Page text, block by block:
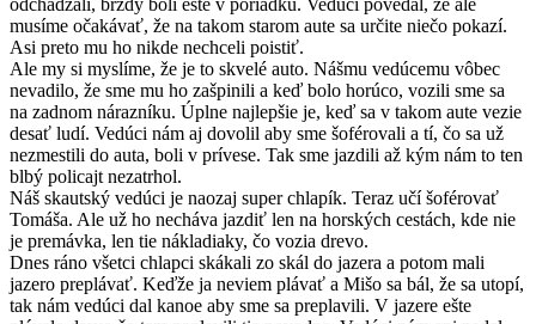
musíme očakávať, že na takom starom aute sa určite niečo pokazí.
Asi preto mu ho nikde nechceli poistiť.
Ale my si myslíme, že je to skvelé auto. Nášmu vedúcemu vôbec
nevadilo, že sme mu ho zašpinili a keď bolo horúco, vozili sme sa
na zadnom nárazníku. Úplne najlepšie je, keď sa v takom aute vezie
desať ludí. Vedúci nám aj dovolil aby sme šoférovali a tí, čo sa už
nezmestili do auta, boli v prívese. Tak sme jazdili až kým nám to ten
blbý policajt nezatrhol.
Náš skautský vedúci je naozaj super chlapík. Teraz učí šoférovať
Tomáša. Ale už ho necháva jazdiť len na horských cestách, kde nie
je premávka, len tie nákladiaky, čo vozia drevo.
Dnes ráno všetci chlapci skákali zo skál do jazera a potom mali
jazero preplávať. Keďže ja neviem plávať a Mišo sa bál, že sa utopí,
tak nám vedúci dal kanoe aby sme sa preplavili. V jazere ešte